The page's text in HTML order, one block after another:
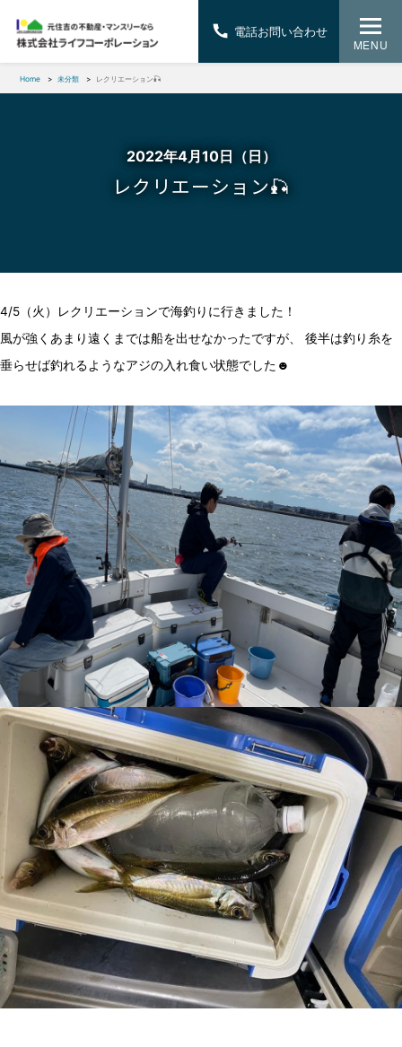
MENU
Home 未分類 レクリエーション🎣
2022年4月10日（日）
レクリエーション🎣
4/5（火）レクリエーションで海釣りに行きました！
風が強くあまり遠くまでは船を出せなかったですが、 後半は釣り糸を
垂らせば釣れるようなアジの入れ食い状態でした☻
電話お問い合わせ